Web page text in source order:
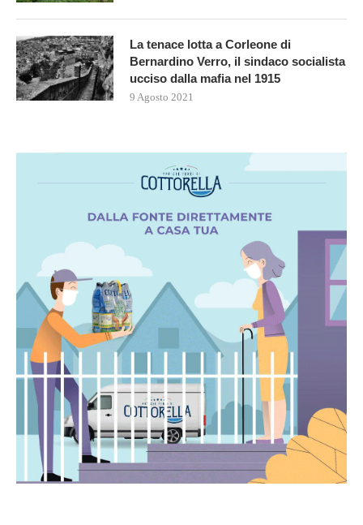
La tenace lotta a Corleone di
Bernardino Verro, il sindaco socialista
ucciso dalla mafia nel 1915
9 Agosto 2021